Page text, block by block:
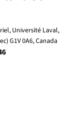
Université Laval,
G1V 0A6,Canada